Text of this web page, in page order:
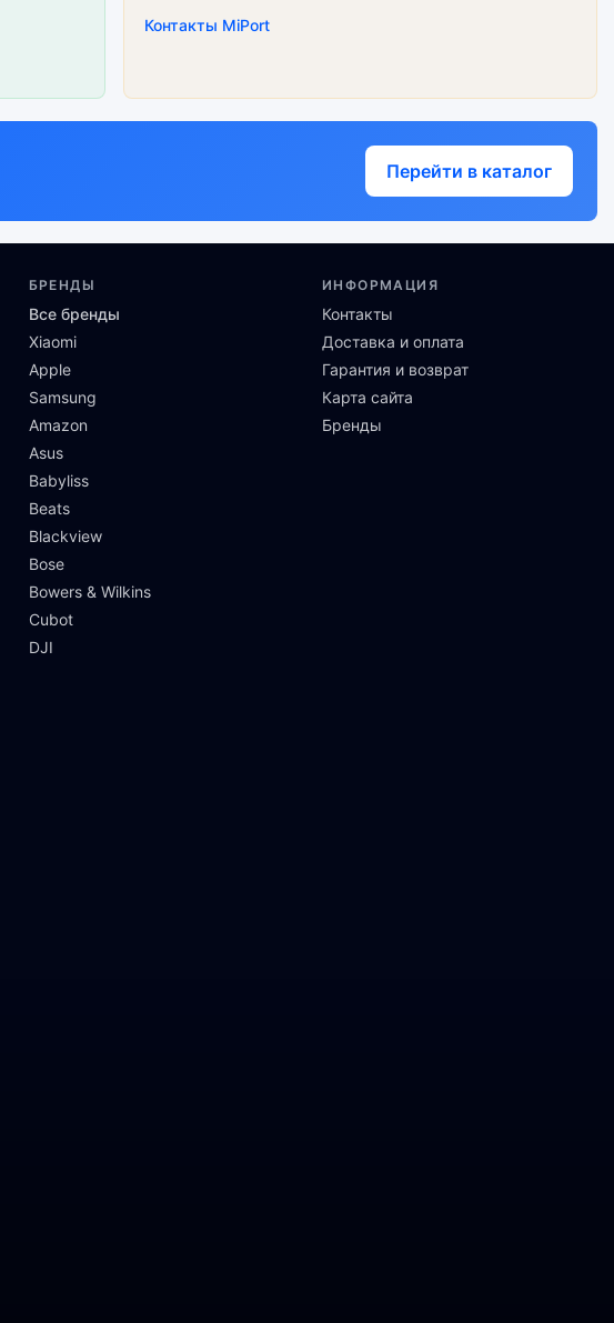
Контакты MiPort
Перейти в каталог
БРЕНДЫ
Все бренды
Xiaomi
Apple
Samsung
Amazon
Asus
Babyliss
Beats
Blackview
Bose
Bowers & Wilkins
Cubot
DJI
ИНФОРМАЦИЯ
Контакты
Доставка и оплата
Гарантия и возврат
Карта сайта
Бренды